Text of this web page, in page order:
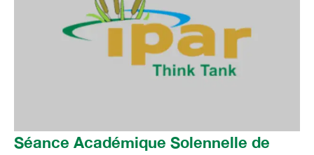
Séance Académique Solennelle de